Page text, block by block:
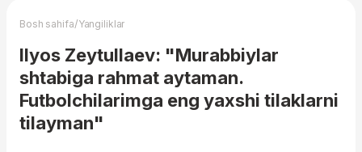
Bosh sahifa/Yangiliklar
Ilyos Zeytullaev: "Murabbiylar
shtabiga rahmat aytaman.
Futbolchilarimga eng yaxshi tilaklarni
tilayman"